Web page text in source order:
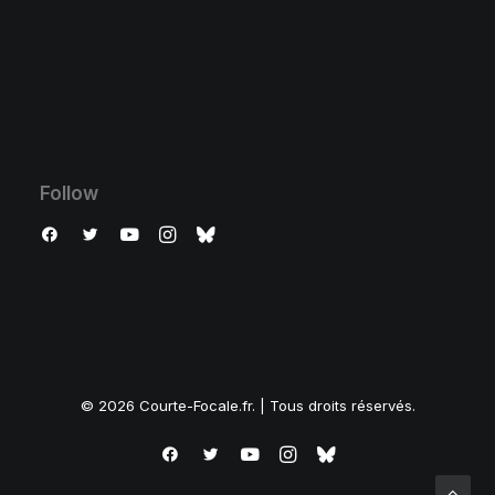
Follow
© 2026 Courte-Focale.fr. | Tous droits réservés.